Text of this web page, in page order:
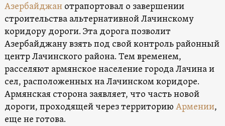
Азербайджанотрапортовал о завершении
строительства альтернативной Лачинскому
коридору дороги. Эта дорога позволит
Азербайджану взять под свой контроль районный
центр Лачинского района. Тем временем,
расселяют армянское население города Лачина и
сел, расположенных на Лачинском коридоре.
Армянская сторона заявляет, что часть новой
дороги, проходящей через территорию Армении,
еще не готова.